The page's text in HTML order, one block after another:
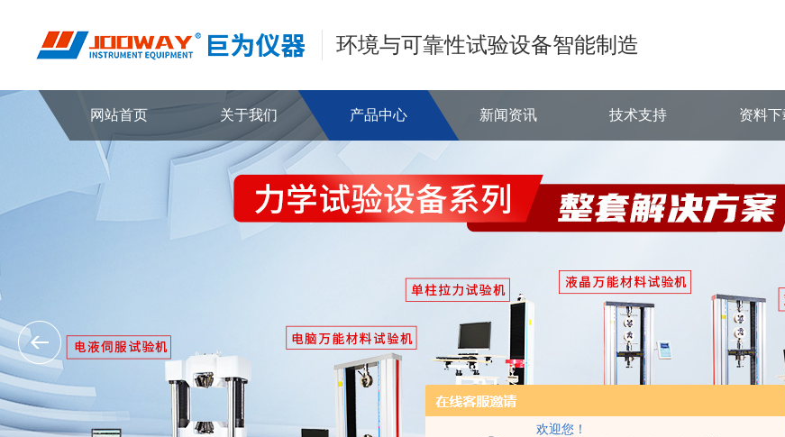
欢迎您！
环境与可靠性试验设备智能制造
网站首页 关于我们 产品中心 新闻资讯 技术支持 资料下